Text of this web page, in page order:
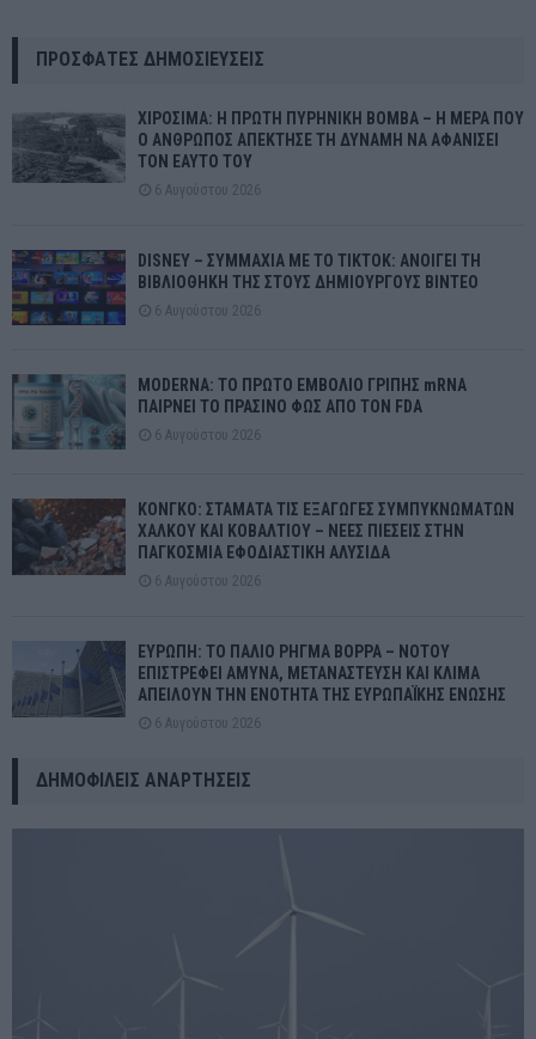
ΠΡΌΣΦΑΤΕΣ ΔΗΜΟΣΙΕΎΣΕΙΣ
ΧΙΡΟΣΙΜΑ: Η ΠΡΩΤΗ ΠΥΡΗΝΙΚΗ ΒΟΜΒΑ – Η ΜΕΡΑ ΠΟΥ
Ο ΑΝΘΡΩΠΟΣ ΑΠΕΚΤΗΣΕ ΤΗ ΔΥΝΑΜΗ ΝΑ ΑΦΑΝΙΣΕΙ
ΤΟΝ ΕΑΥΤΟ ΤΟΥ
6 Αυγούστου 2026
DISNEY – ΣΥΜΜΑΧΙΑ ΜΕ ΤΟ TIKTOK: ΑΝΟΙΓΕΙ ΤΗ
ΒΙΒΛΙΟΘΗΚΗ ΤΗΣ ΣΤΟΥΣ ΔΗΜΙΟΥΡΓΟΥΣ ΒΙΝΤΕΟ
6 Αυγούστου 2026
MODERNA: ΤΟ ΠΡΩΤΟ ΕΜΒΟΛΙΟ ΓΡΙΠΗΣ mRNA
ΠΑΙΡΝΕΙ ΤΟ ΠΡΑΣΙΝΟ ΦΩΣ ΑΠΟ ΤΟΝ FDA
6 Αυγούστου 2026
ΚΟΝΓΚΟ: ΣΤΑΜΑΤΑ ΤΙΣ ΕΞΑΓΩΓΕΣ ΣΥΜΠΥΚΝΩΜΑΤΩΝ
ΧΑΛΚΟΥ ΚΑΙ ΚΟΒΑΛΤΙΟΥ – ΝΕΕΣ ΠΙΕΣΕΙΣ ΣΤΗΝ
ΠΑΓΚΟΣΜΙΑ ΕΦΟΔΙΑΣΤΙΚΗ ΑΛΥΣΙΔΑ
6 Αυγούστου 2026
ΕΥΡΩΠΗ: ΤΟ ΠΑΛΙΟ ΡΗΓΜΑ ΒΟΡΡΑ – ΝΟΤΟΥ
ΕΠΙΣΤΡΕΦΕΙ ΑΜΥΝΑ, ΜΕΤΑΝΑΣΤΕΥΣΗ ΚΑΙ ΚΛΙΜΑ
ΑΠΕΙΛΟΥΝ ΤΗΝ ΕΝΟΤΗΤΑ ΤΗΣ ΕΥΡΩΠΑΪΚΗΣ ΕΝΩΣΗΣ
6 Αυγούστου 2026
ΔΗΜΟΦΙΛΕΊΣ ΑΝΑΡΤΉΣΕΙΣ